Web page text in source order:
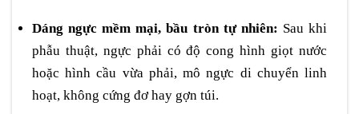
Dáng ngực mềm mại, bầu tròn tự nhiên: Sau khi
phẫu thuật, ngực phải có độ cong hình giọt nước
hoặc hình cầu vừa phải, mô ngực di chuyển linh
hoạt, không cứng đơ hay gợn túi.